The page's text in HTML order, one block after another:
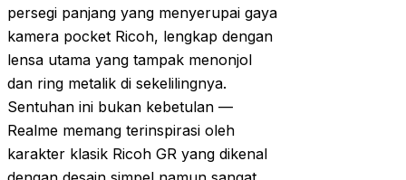
persegi panjang yang menyerupai gaya
kamera pocket Ricoh, lengkap dengan
lensa utama yang tampak menonjol
dan ring metalik di sekelilingnya.
Sentuhan ini bukan kebetulan —
Realme memang terinspirasi oleh
karakter klasik Ricoh GR yang dikenal